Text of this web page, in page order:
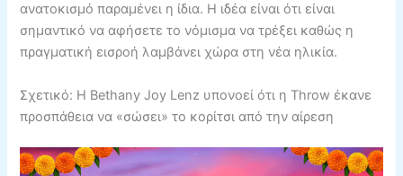
ανατοκισμό παραμένει η ίδια. Η ιδέα είναι ότι είναι
σημαντικό να αφήσετε το νόμισμα να τρέξει καθώς η
πραγματική εισροή λαμβάνει χώρα στη νέα ηλικία.
Σχετικό: Η Bethany Joy Lenz υπονοεί ότι η Throw έκανε
προσπάθεια να «σώσει» το κορίτσι από την αίρεση